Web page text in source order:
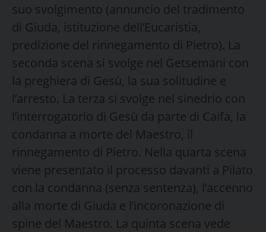
suo svolgimento (annuncio del tradimento
di Giuda, istituzione dell’Eucaristia,
predizione del rinnegamento di Pietro). La
seconda scena si svolge nel Getsemani con
la preghiera di Gesù, la sua solitudine e
l’arresto. La terza si svolge nel sinedrio con
l’interrogatorio di Gesù da parte di Caifa, la
condanna a morte del Maestro, il
rinnegamento di Pietro. Nella quarta scena
viene presentato il processo davanti a Pilato
con la condanna (senza sentenza), l’accenno
alla morte di Giuda e l’incoronazione di
spine del Maestro. La quinta scena vede